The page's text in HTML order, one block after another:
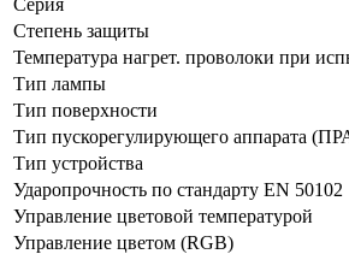
Степень защиты
Температура нагрет. проволоки при
Тип лампы
Тип поверхности
Тип пускорегулирующего аппарата
Тип устройства
Ударопрочность по стандарту EN 50102
Управление цветовой температурой
Управление цветом (RGB)